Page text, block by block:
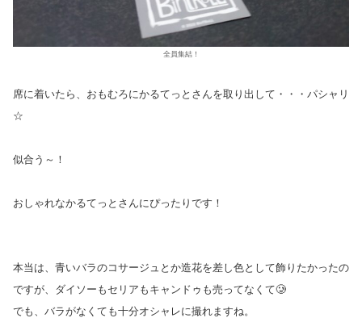
全員集結！
席に着いたら、おもむろにかるてっとさんを取り出して・・・パシャリ
☆
似合う～！
おしゃれなかるてっとさんにぴったりです！
本当は、青いバラのコサージュとか造花を差し色として飾りたかったの
ですが、ダイソーもセリアもキャンドゥも売ってなくて🥲
でも、バラがなくても十分オシャレに撮れますね。